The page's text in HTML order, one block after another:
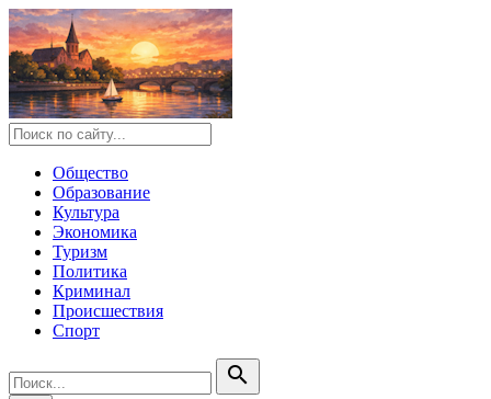
Общество
Образование
Культура
Экономика
Туризм
Политика
Криминал
Происшествия
Спорт
search